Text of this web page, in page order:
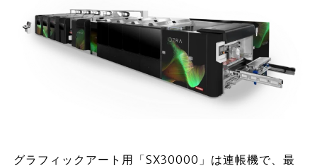
グラフィックアート用「SX30000」は連帳機で、最